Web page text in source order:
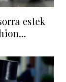
estek